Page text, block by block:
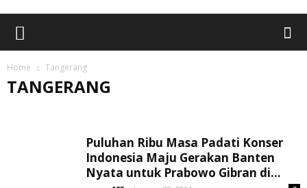
Home Tangerang
TANGERANG
LEBAK NASIONAL NEWS
OPINI
PEMERINTAHAN PENDIDIKAN
POLITIK
TANGERANG TEKNOLOGI UMUM
Puluhan Ribu Masa Padati Konser
Indonesia Maju Gerakan Banten
Nyata untuk Prabowo Gibran di...